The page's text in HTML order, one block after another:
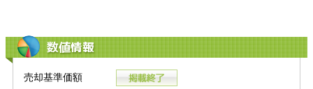
数値情報
売却基準価額